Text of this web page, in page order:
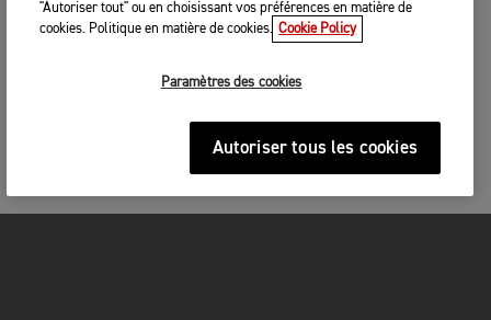
"Autoriser tout" ou en choisissant vos préférences en matière de
cookies. Politique en matière de cookies. Cookie Policy
Paramètres des cookies
Autoriser tous les cookies